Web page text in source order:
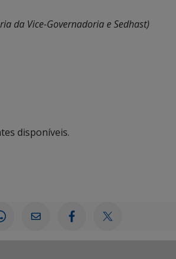
da Vice-Governadoria e Sedhast)
disponíveis.